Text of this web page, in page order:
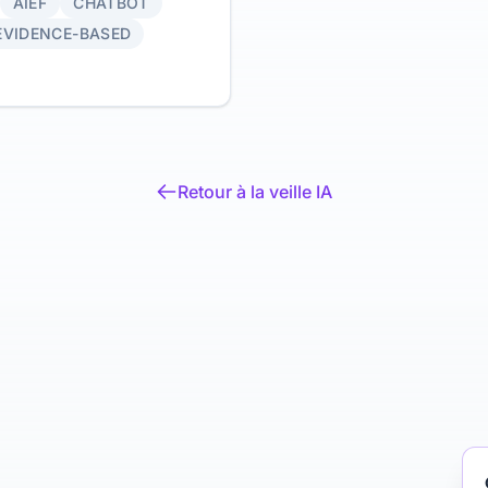
Article fondateur de
BASED
Retour à la veille IA